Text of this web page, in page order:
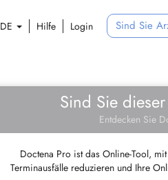
DE Hilfe Login Sind Sie
Sind Sie
Entdecken Sie
Doctena Pro ist das Online-Tool,
Terminausfälle reduzieren und Ihre